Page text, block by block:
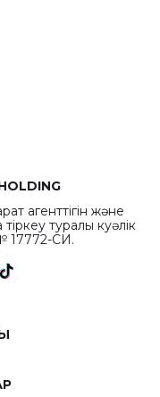
агенттігін және
туралы куәлік
17772-СИ.